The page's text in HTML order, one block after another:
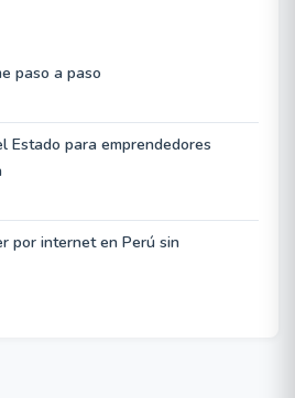
paso a paso
Estado para emprendedores
por internet en Perú sin